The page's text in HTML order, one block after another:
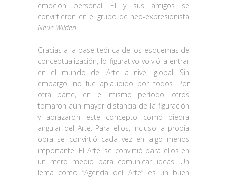
emoción personal. Él y sus amigos se
convirtieron en el grupo de neo-expresionista
Neue Wilden.
Gracias a la base teórica de los esquemas de
conceptualización, lo figurativo volvió a entrar
en el mundo del Arte a nivel global. Sin
embargo, no fue aplaudido por todos. Por
otra parte, en el mismo período, otros
tomaron aún mayor distancia de la figuración
y abrazaron este concepto como piedra
angular del Arte. Para ellos, incluso la propia
obra se convirtió cada vez en algo menos
importante. El Arte, se convirtió para ellos en
un mero medio para comunicar ideas. Un
lema como “Agenda del Arte” es un buen